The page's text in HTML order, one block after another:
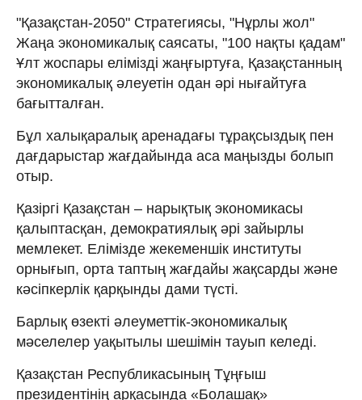
"Қазақстан-2050" Стратегиясы, "Нұрлы жол"
Жаңа экономикалық саясаты, "100 нақты қадам"
Ұлт жоспары елімізді жаңғыртуға, Қазақстанның
экономикалық әлеуетін одан әрі нығайтуға
бағытталған.
Бұл халықаралық аренадағы тұрақсыздық пен
дағдарыстар жағдайында аса маңызды болып
отыр.
Қазіргі Қазақстан – нарықтық экономикасы
қалыптасқан, демократиялық әрі зайырлы
мемлекет. Елімізде жекеменшік институты
орнығып, орта таптың жағдайы жақсарды және
кәсіпкерлік қарқынды дами түсті.
Барлық өзекті әлеуметтік-экономикалық
мәселелер уақытылы шешімін тауып келеді.
Қазақстан Республикасының Тұңғыш
президентінің арқасында «Болашақ»